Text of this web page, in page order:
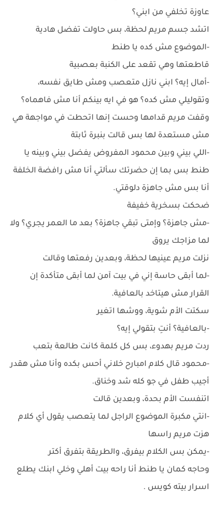
عاوزة تخلفي من ابني؟
اتشد جسم مريم لحظة، بس حاولت تفضل هادية
-الموضوع مش كده يا طنط
قاطعتها وهي تقعد على الكنبة بعصبية
-أمال إيه؟ ابني نازل متعصب ومش طايق نفسه،
وتقوليلي مش كده؟ هو في ايه بينكم أنا مش فاهماه؟
وقفت مريم قدامها وحست إنها اتحطت في مواجهة هي
مش مستعدة لها بس قالت بنبرة ثابتة
-اللي بيني وبين محمود المفروض يفضل بيني وبينه يا
طنط بس بما إن حضرتك سألتي أنا مش رافضة الخلفة
أنا بس مش جاهزة دلوقتي.
ضحكت بسخرية خفيفة
-مش جاهزة؟ وإمتى تبقي جاهزة؟ بعد ما العمر يجري؟ ولا
لما مزاجك يروق
نزلت مريم عينيها لحظة، وبعدين رفعتها وقالت
-لما أبقى حاسة إني في بيت آمن لما أبقى متأكدة إن
القرار مش هيتاخد بالعافية.
سكتت الأم شوية، ووشها اتغير
-بالعافية؟ أنتِ بتقولي إيه؟
ردت مريم بهدوء، بس كل كلمة كانت طالعة بتعب
-محمود قال كلام امبارح خلاني أحس بكده وأنا مش هقدر
أجيب طفل في جو كله شد وخناق.
اتنفست الأم بحدة، وبعدين قالت
-انتي مكبرة الموضوع الراجل لما يتعصب يقول أي كلام
هزت مريم راسها
-يمكن بس الكلام بيفرق، والطريقة بتفرق أكتر
وحاجه كمان يا طنط أنا راحه بيت أهلي وخلي ابنك يطلع
اسرار بيته كويس .